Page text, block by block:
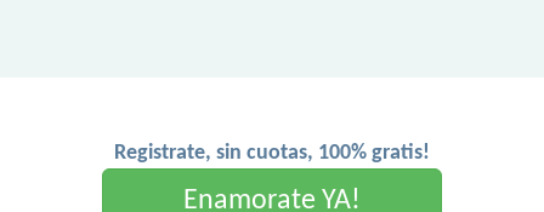
Registrate, sin cuotas, 100% gratis!
Enamorate YA!